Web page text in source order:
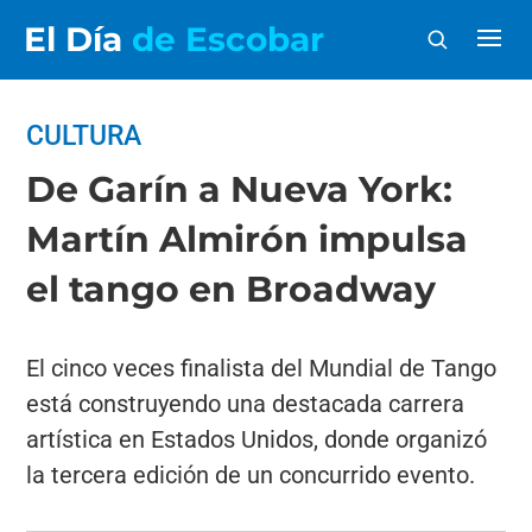
El Día de Escobar
CULTURA
De Garín a Nueva York:
Martín Almirón impulsa
el tango en Broadway
El cinco veces finalista del Mundial de Tango
está construyendo una destacada carrera
artística en Estados Unidos, donde organizó
la tercera edición de un concurrido evento.